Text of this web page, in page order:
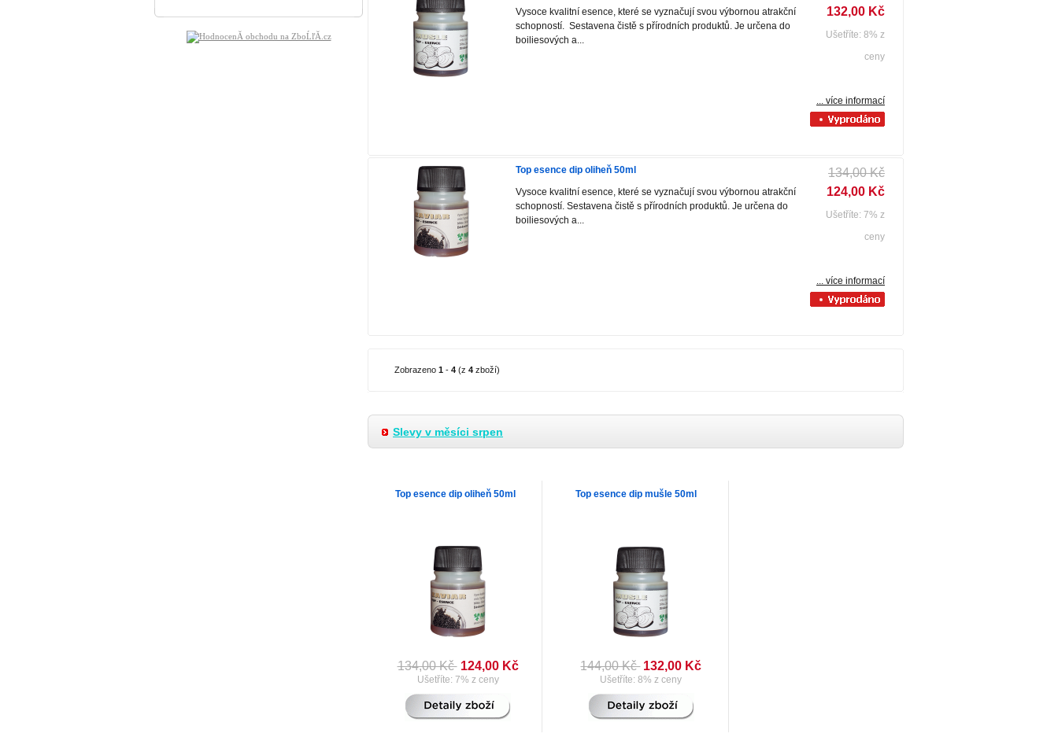
Vysoce kvalitní esence, které se vyznačují svou výbornou atrakční
schopností. Sestavena čistě s přírodních produktů. Je určena do
boiliesových a...
132,00 Kč
Ušetříte: 8% z
ceny
... více informací
Top esence dip oliheň 50ml
Vysoce kvalitní esence, které se vyznačují svou výbornou atrakční
schopností. Sestavena čistě s přírodních produktů. Je určena do
boiliesových a...
134,00 Kč
124,00 Kč
Ušetříte: 7% z
ceny
... více informací
Zobrazeno 1 - 4 (z 4 zboží)
Slevy v měsíci srpen
Top esence dip oliheň 50ml
134,00 Kč 124,00 Kč
Ušetříte: 7% z ceny
Top esence dip mušle 50ml
144,00 Kč 132,00 Kč
Ušetříte: 8% z ceny